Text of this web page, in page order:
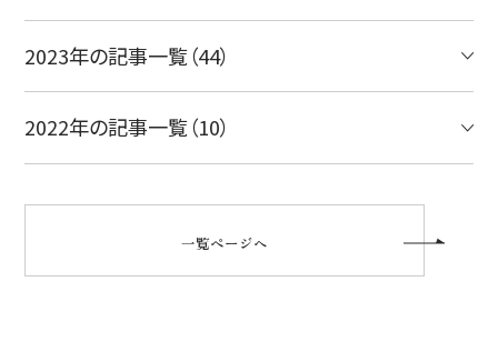
2023年の記事一覧（44）
2022年の記事一覧（10）
一覧ページへ